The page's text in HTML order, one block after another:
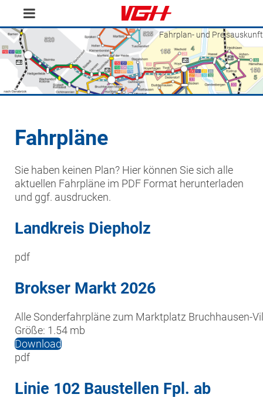
Fahrplan- und Preisauskunft
Fahrpläne
Sie haben keinen Plan? Hier können Sie sich alle
aktuellen Fahrpläne im PDF Format herunterladen
und ggf. ausdrucken.
Landkreis Diepholz
pdf
Brokser Markt 2026
Alle Sonderfahrpläne zum Marktplatz Bruchhausen-
Größe: 1.54 mb
Download
pdf
Linie 102 Baustellen Fpl. ab